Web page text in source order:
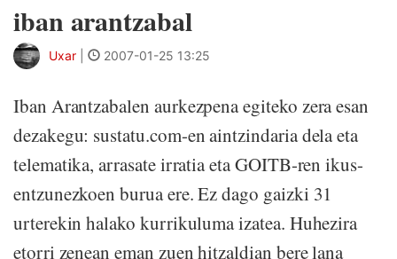
iban arantzabal
Uxar 2007-01-25 13:25
Iban Arantzabalen aurkezpena egiteko zera esan
dezakegu: sustatu.com-en aintzindaria dela eta
telematika, arrasate irratia eta GOITB-ren ikus-
entzunezkoen burua ere. Ez dago gaizki 31
urterekin halako kurrikuluma izatea. Huhezira
etorri zenean eman zuen hitzaldian bere lana